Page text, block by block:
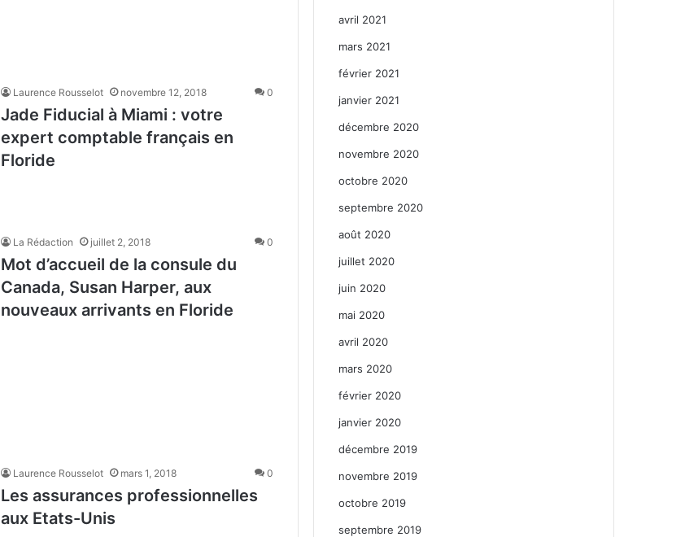
Laurence Rousselot novembre 12, 2018 0
Jade Fiducial à Miami : votre
expert comptable français en
Floride
La Rédaction juillet 2, 2018 0
Mot d’accueil de la consule du
Canada, Susan Harper, aux
nouveaux arrivants en Floride
Laurence Rousselot mars 1, 2018 0
Les assurances professionnelles
aux Etats-Unis
avril 2021
mars 2021
février 2021
janvier 2021
décembre 2020
novembre 2020
octobre 2020
septembre 2020
août 2020
juillet 2020
juin 2020
mai 2020
avril 2020
mars 2020
février 2020
janvier 2020
décembre 2019
novembre 2019
octobre 2019
septembre 2019